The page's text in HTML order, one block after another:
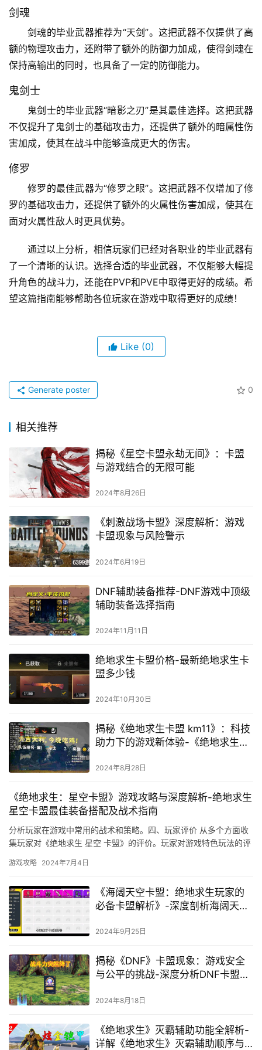
剑魂
剑魂的毕业武器推荐为“天剑”。这把武器不仅提供了高
额的物理攻击力，还附带了额外的防御力加成，使得剑魂在
保持高输出的同时，也具备了一定的防御能力。
鬼剑士
鬼剑士的毕业武器“暗影之刃”是其最佳选择。这把武器
不仅提升了鬼剑士的基础攻击力，还提供了额外的暗属性伤
害加成，使其在战斗中能够造成更大的伤害。
修罗
修罗的最佳武器为“修罗之眼”。这把武器不仅增加了修
罗的基础攻击力，还提供了额外的火属性伤害加成，使其在
面对火属性敌人时更具优势。
通过以上分析，相信玩家们已经对各职业的毕业武器有
了一个清晰的认识。选择合适的毕业武器，不仅能够大幅提
升角色的战斗力，还能在PVP和PVE中取得更好的成绩。希
望这篇指南能够帮助各位玩家在游戏中取得更好的成绩！
Like (0)
0
Generate poster
相关推荐
揭秘《星空卡盟永劫无间》：卡盟
与游戏结合的无限可能
2024年8月26日
《刺激战场卡盟》深度解析：游戏
卡盟现象与风险警示
2024年6月19日
DNF辅助装备推荐-DNF游戏中顶级
辅助装备选择指南
2024年11月11日
绝地求生卡盟价格-最新绝地求生卡
盟多少钱
2024年10月30日
揭秘《绝地求生卡盟 km11》：科技
助力下的游戏新体验-《绝地求生卡
戏平衡性的影响
2024年8月28日
《绝地求生：星空卡盟》游戏攻略与深度解析-绝地求生
星空卡盟最佳装备搭配及战术指南
分析玩家在游戏中常用的战术和策略。四、玩家评价 从多个方面收
集玩家对《绝地求生 星空 卡盟》的评价。玩家对游戏特色玩法的评
游戏攻略 2024年7月4日
《海阔天空卡盟：绝地求生玩家的
必备卡盟解析》-深度剖析海阔天空
2024年9月25日
揭秘《DNF》卡盟现象：游戏安全
与公平的挑战-深度分析DNF卡盟对
2024年8月18日
《绝地求生》灭霸辅助功能全解析-
详解《绝地求生》灭霸辅助顺序与